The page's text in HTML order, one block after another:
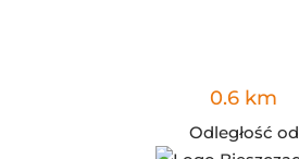
0.6 km
Odległość od